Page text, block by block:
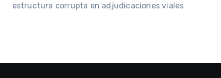
estructura corrupta en adjudicaciones viales